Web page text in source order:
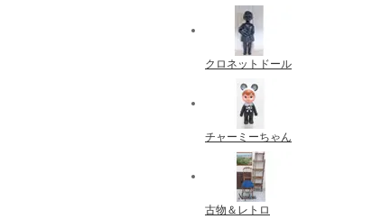
クロネットドール
チャーミーちゃん
古物＆レトロ